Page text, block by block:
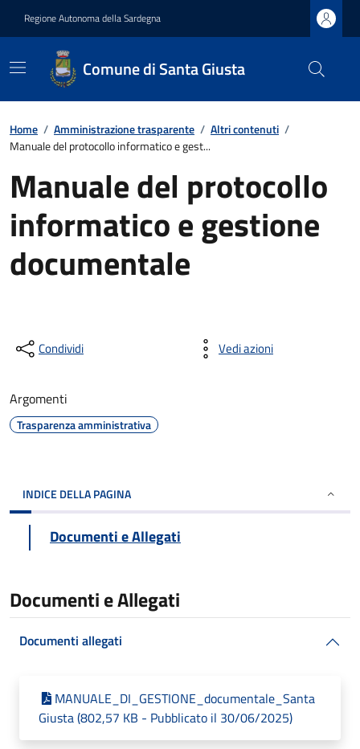
Regione Autonoma della Sardegna
Comune di Santa Giusta
Home / Amministrazione trasparente / Altri contenuti /
Manuale del protocollo informatico e gest...
Manuale del protocollo
informatico e gestione
documentale
Condividi Vedi azioni
Argomenti
Trasparenza amministrativa
INDICE DELLA PAGINA
Documenti e Allegati
Documenti e Allegati
Documenti allegati
MANUALE_DI_GESTIONE_documentale_Santa
Giusta (802,57 KB - Pubblicato il 30/06/2025)